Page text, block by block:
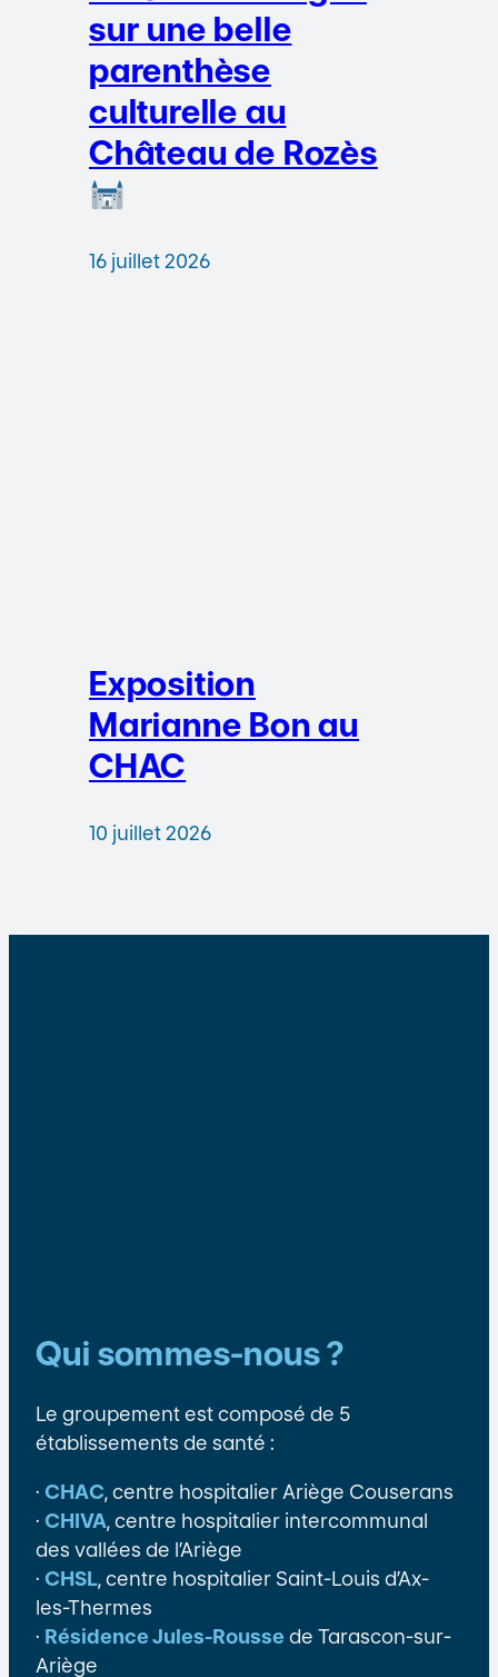
sur une belle
parenthèse
culturelle au
Château de Rozès
16 juillet 2026
Exposition
Marianne Bon au
CHAC
10 juillet 2026
Qui sommes-nous ?
Le groupement est composé de 5
établissements de santé :
· CHAC, centre hospitalier Ariège Couserans
· CHIVA, centre hospitalier intercommunal
des vallées de l’Ariège
· CHSL, centre hospitalier Saint-Louis d’Ax-
les-Thermes
· Résidence Jules-Rousse de Tarascon-sur-
Ariège